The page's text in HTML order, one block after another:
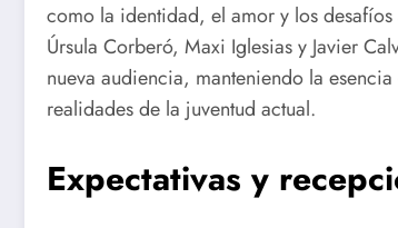
como la identidad, el amor y los
Úrsula Corberó, Maxi Iglesias y Javier
nueva audiencia, manteniendo la
realidades de la juventud actual.
Expectativas y